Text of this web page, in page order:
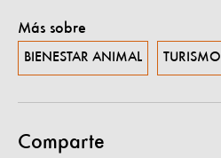
Más sobre
BIENESTAR ANIMAL TURISMO
Comparte